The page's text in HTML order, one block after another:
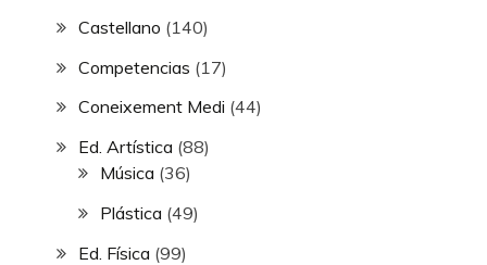
Castellano (140)
Competencias (17)
Coneixement Medi (44)
Ed. Artística (88)
Música (36)
Plástica (49)
Ed. Física (99)